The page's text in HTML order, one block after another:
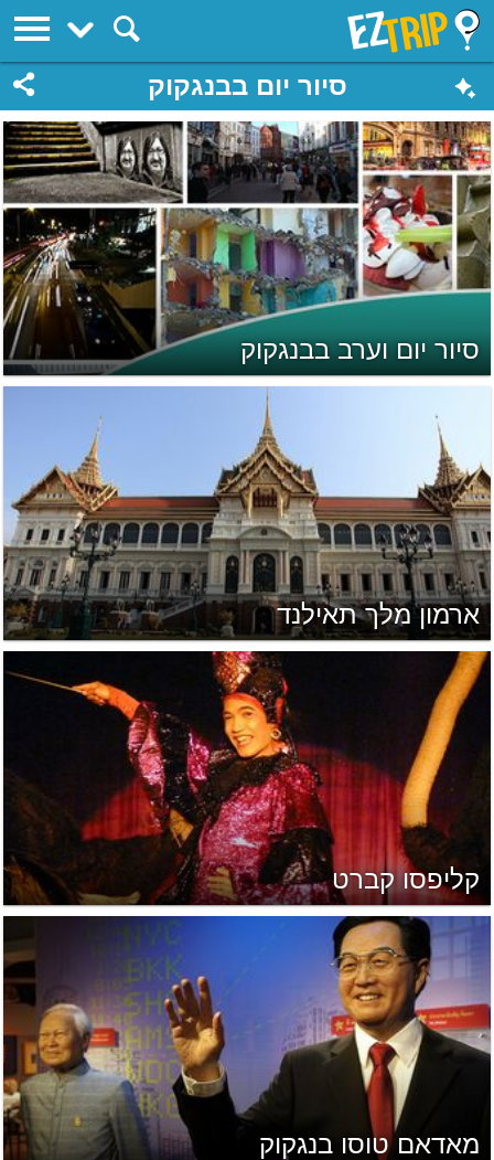
EZTrip
סיור יום בבנגקוק
סיור יום וערב בבנגקוק
ארמון מלך תאילנד
קליפסו קברט
מאדאם טוסו בנגקוק